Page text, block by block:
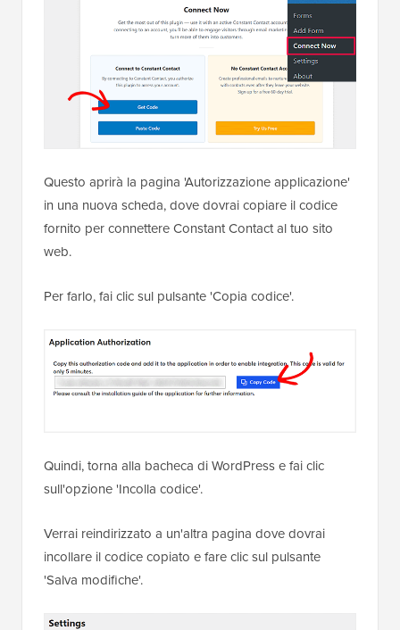
Questo aprirà la pagina 'Autorizzazione applicazione'
in una nuova scheda, dove dovrai copiare il codice
fornito per connettere Constant Contact al tuo sito
web.
Per farlo, fai clic sul pulsante 'Copia codice'.
Quindi, torna alla bacheca di WordPress e fai clic
sull'opzione 'Incolla codice'.
Verrai reindirizzato a un'altra pagina dove dovrai
incollare il codice copiato e fare clic sul pulsante
'Salva modifiche'.